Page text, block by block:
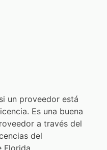
un proveedor está
Es una buena
a través del
del
Florida.